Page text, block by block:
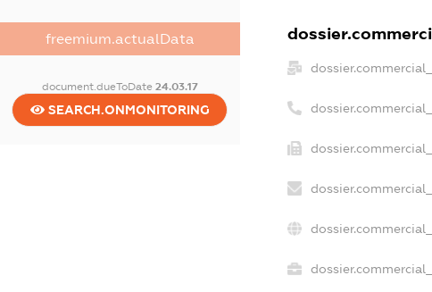
freemium.actualData
document.dueToDate 24.03.17
SEARCH.ONMONITORING